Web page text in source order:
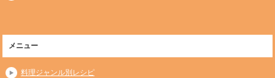
メニュー
料理ジャンル別レシピ